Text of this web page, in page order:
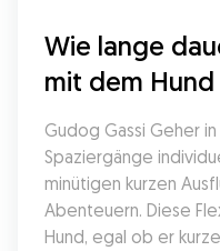
Wie lange
mit dem
Gudog Gassi Geher
Spaziergänge
minütigen kurzen
Abenteuern. Diese
Hund, egal ob er